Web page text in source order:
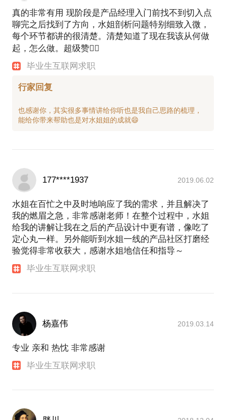
真的非常有用 现阶段是产品经理入门前找不到切入点
聊完之后找到了方向，水姐剖析问题特别细致入微，
每个环节都讲的很清楚。清楚知道了现在我该从何做
起，怎么做。超级赞👍🏻
毕业生互联网求职
行家回复
也感谢你，其实很多事情讲给你听也是我自己思路的梳理，
177****1937 2019.06.02
水姐在百忙之中及时地响应了我的需求，并且解决了
我的燃眉之急，非常感谢老师！在整个过程中，水姐
给我的讲解让我在之后的产品设计中更有谱，像吃了
定心丸一样。另外能听到水姐一线的产品社区打磨经
验觉得非常收获大，感谢水姐地信任和指导～
毕业生互联网求职
杨嘉伟 2019.03.14
专业 亲和 热忱 非常感谢
毕业生互联网求职